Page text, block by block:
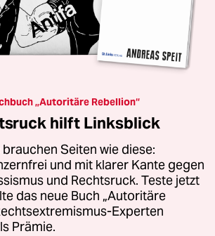
„Autoritäre Rebellion“
hilft Linksblick
Seiten wie diese:
und mit klarer Kante gegen
und Rechtsruck. Teste jetzt
das neue Buch „Autoritäre
Experten
Prämie.